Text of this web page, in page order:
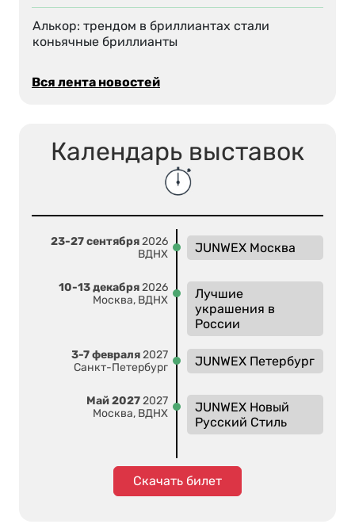
Алькор: трендом в бриллиантах стали
коньячные бриллианты
Вся лента новостей
Календарь выставок
23-27 сентября2026
ВДНХ
JUNWEX Москва
10-13 декабря2026
Москва, ВДНХ
Лучшие
украшения в
России
3-7 февраля2027
Санкт-Петербург
JUNWEX Петербург
Май 20272027
Москва, ВДНХ
JUNWEX Новый
Русский Стиль
Скачать билет